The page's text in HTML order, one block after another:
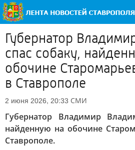
Губернатор
спас собаку,
обочине
в Ставрополе
2 июня 2026, 20:33 СМИ
Губернатор Владимир
найденную на обочине
Ставрополе.